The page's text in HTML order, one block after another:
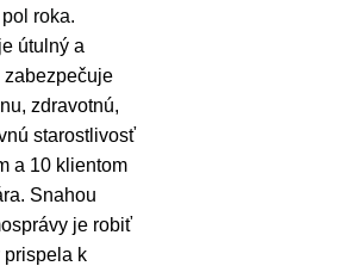
roka.
útulný a
zabezpečuje
zdravotnú,
starostlivosť
a 10 klientom
Snahou
je robiť
prispela k